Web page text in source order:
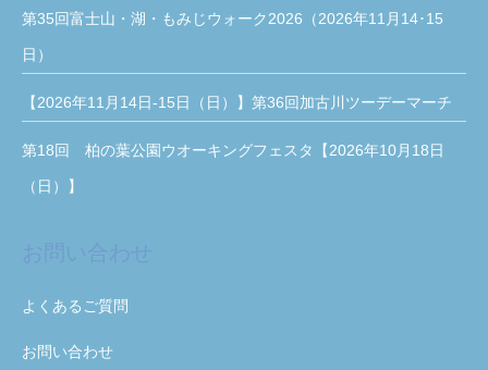
第35回富士山・湖・もみじウォーク2026（2026年11月14･15
日）
【2026年11月14日-15日（日）】第36回加古川ツーデーマーチ
第18回 柏の葉公園ウオーキングフェスタ【2026年10月18日
（日）】
よくあるご質問
お問い合わせ